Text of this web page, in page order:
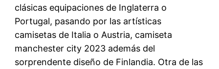
clásicas equipaciones de Inglaterra o
Portugal, pasando por las artísticas
camisetas de Italia o Austria, camiseta
manchester city 2023 además del
sorprendente diseño de Finlandia. Otra de las